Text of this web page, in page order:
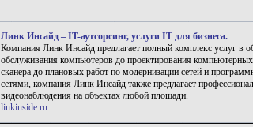
Линк Инсайд – IT-аутсорсинг, услуги IT для бизнеса.
Компания Линк Инсайд предлагает полный комплекс услуг в
обслуживания компьютеров до проектирования компьютерных
сканера до плановых работ по модернизации сетей и
сетями, компания Линк Инсайд также предлагает
видеонаблюдения на объектах любой площади.
linkinside.ru